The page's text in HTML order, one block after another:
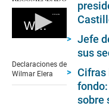
Wilmar Elera
of
0
Declaraciones de
Wilmar Elera
Jefe
sus
Cifras
sobre